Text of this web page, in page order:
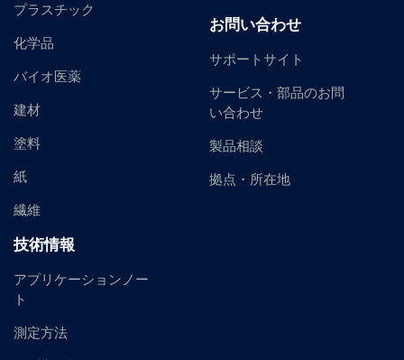
プラスチック
化学品
バイオ医薬
建材
塗料
紙
繊維
技術情報
アプリケーションノー
ト
測定方法
お問い合わせ
サポートサイト
サービス・部品のお問
い合わせ
製品相談
拠点・所在地